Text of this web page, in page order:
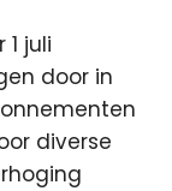
juli
door in
diverse